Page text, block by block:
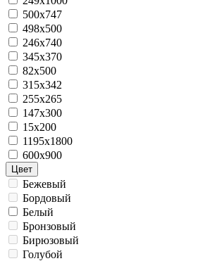
500х747
498х500
246х740
345x370
82х500
315x342
255x265
147x300
15x200
1195x1800
600x900
Цвет
Бежевый
Бордовый
Белый
Бронзовый
Бирюзовый
Голубой